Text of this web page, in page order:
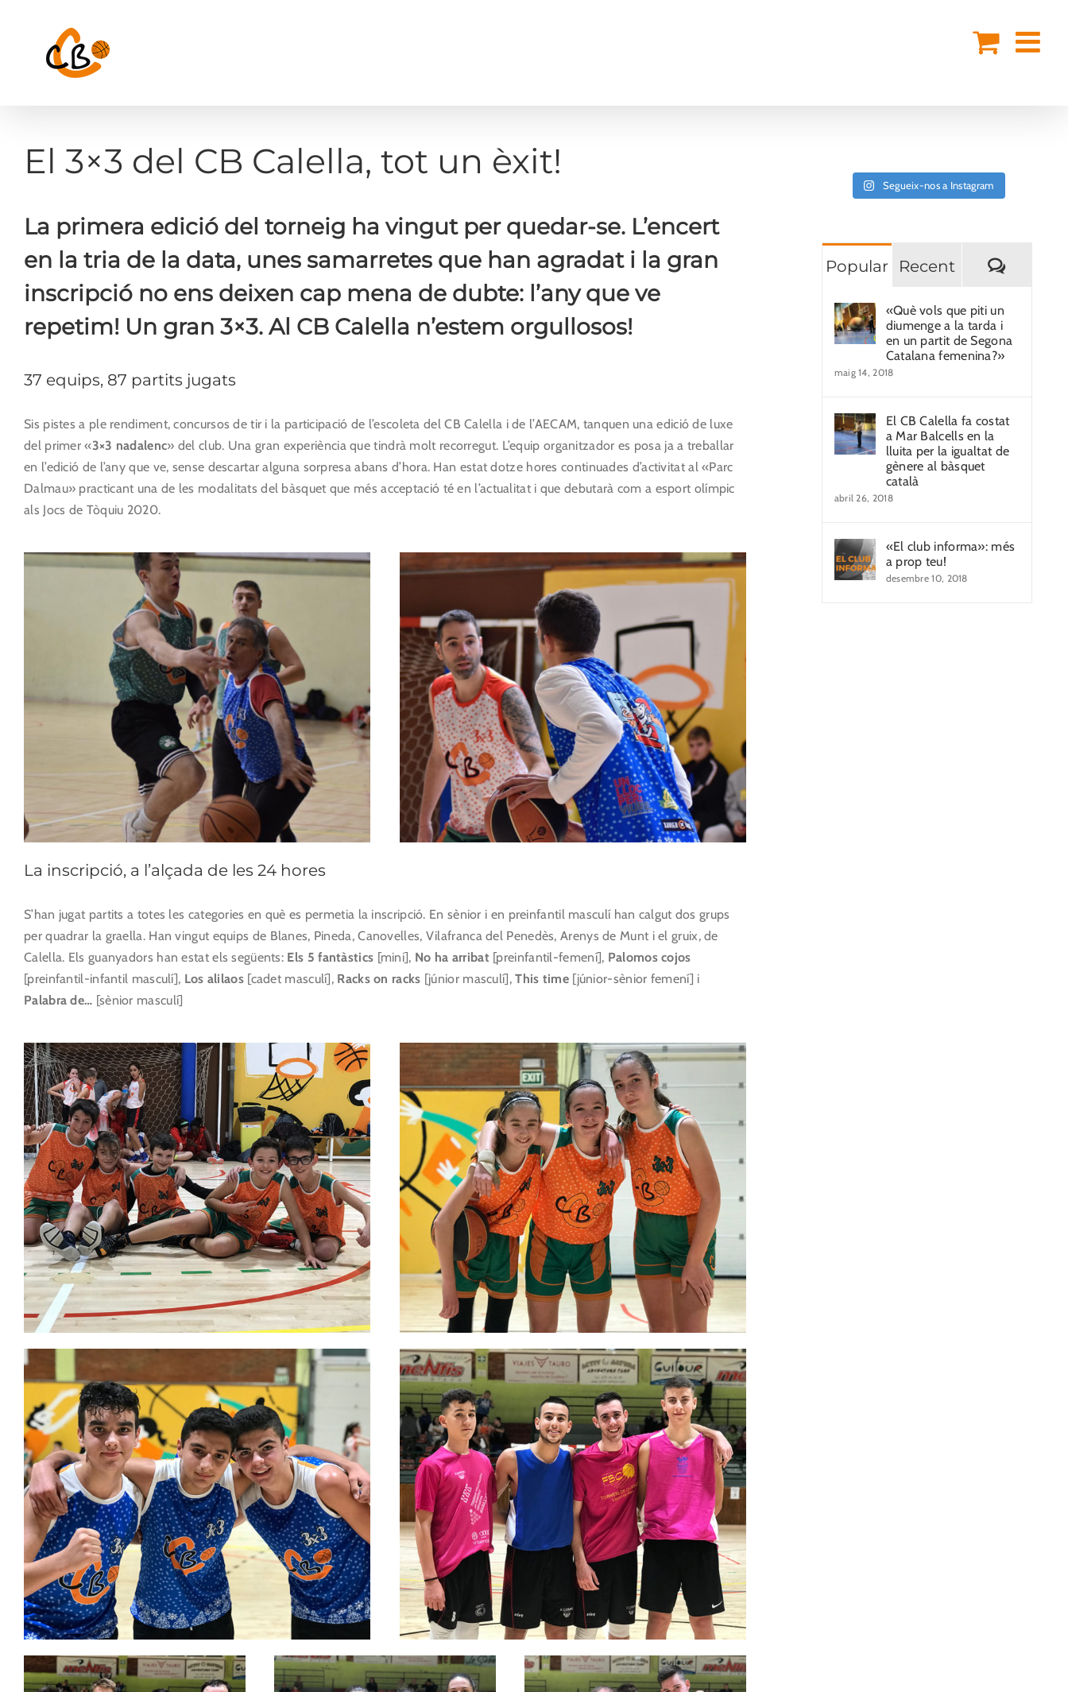
El 3×3 del CB Calella, tot un èxit!
La primera edició del torneig ha vingut per quedar-se. L’encert
en la tria de la data, unes samarretes que han agradat i la gran
inscripció no ens deixen cap mena de dubte: l’any que ve
repetim! Un gran 3×3. Al CB Calella n’estem orgullosos!
37 equips, 87 partits jugats
Sis pistes a ple rendiment, concursos de tir i la participació de l’escoleta del CB Calella i de l’AECAM, tanquen una edició de luxe
del primer «3×3 nadalenc» del club. Una gran experiència que tindrà molt recorregut. L’equip organitzador es posa ja a treballar
en l’edició de l’any que ve, sense descartar alguna sorpresa abans d’hora. Han estat dotze hores continuades d’activitat al «Parc
Dalmau» practicant una de les modalitats del bàsquet que més acceptació té en l’actualitat i que debutarà com a esport olímpic
als Jocs de Tòquiu 2020.
La inscripció, a l’alçada de les 24 hores
S’han jugat partits a totes les categories en què es permetia la inscripció. En sènior i en preinfantil masculí han calgut dos grups
per quadrar la graella. Han vingut equips de Blanes, Pineda, Canovelles, Vilafranca del Penedès, Arenys de Munt i el gruix, de
Calella. Els guanyadors han estat els següents: Els 5 fantàstics [mini], No ha arribat [preinfantil-femení], Palomos cojos
[preinfantil-infantil masculí], Los alilaos[cadet masculí], Racks on racks [júnior masculí],This time[júnior-sènior femení] i
Palabra de… [sènior masculí]
Segueix-nos a Instagram
Popular Recent
«Què vols que piti un
diumenge a la tarda i
en un partit de Segona
Catalana femenina?»
maig 14, 2018
El CB Calella fa costat
a Mar Balcells en la
lluita per la igualtat de
gènere al bàsquet
català
abril 26, 2018
«El club informa»: més
a prop teu!
desembre 10, 2018